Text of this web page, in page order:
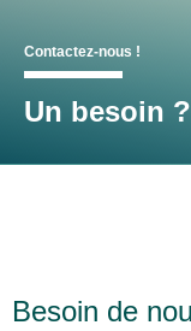
Contactez-nous !
Un besoin
Besoin de